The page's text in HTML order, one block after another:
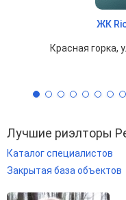
ЖК
Красная горка,
Лучшие риэлторы
Каталог специалистов
Закрытая база объектов